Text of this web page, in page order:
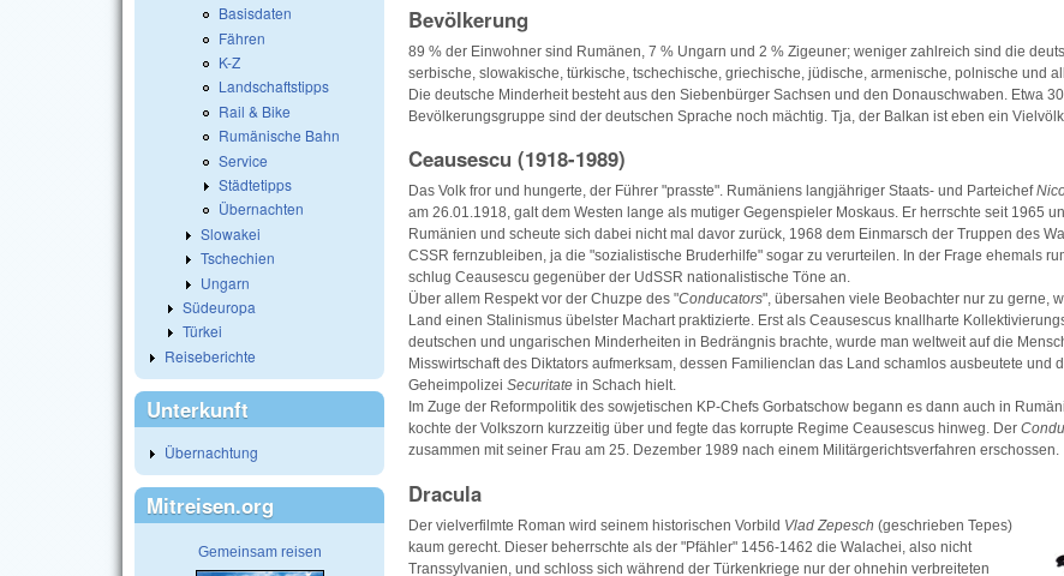
Bevölkerung
89 % der Einwohner sind Rumänen, 7 % Ungarn und 2 % Zigeuner; weniger zahlreich sind die
serbische, slowakische, türkische, tschechische, griechische, jüdische, armenische, polnische und
Die deutsche Minderheit besteht aus den Siebenbürger Sachsen und den Donauschwaben. Etwa
Bevölkerungsgruppe sind der deutschen Sprache noch mächtig. Tja, der Balkan ist eben ein
Ceausescu (1918-1989)
Das Volk fror und hungerte, der Führer "prasste". Rumäniens langjähriger Staats- und Parteichef
am 26.01.1918, galt dem Westen lange als mutiger Gegenspieler Moskaus. Er herrschte seit 1965
Rumänien und scheute sich dabei nicht mal davor zurück, 1968 dem Einmarsch der Truppen des
CSSR fernzubleiben, ja die "sozialistische Bruderhilfe" sogar zu verurteilen. In der Frage ehemals
schlug Ceausescu gegenüber der UdSSR nationalistische Töne an.
Über allem Respekt vor der Chuzpe des "Conducators", übersahen viele Beobachter nur zu gerne,
Land einen Stalinismus übelster Machart praktizierte. Erst als Ceausescus knallharte
deutschen und ungarischen Minderheiten in Bedrängnis brachte, wurde man weltweit auf die
Misswirtschaft des Diktators aufmerksam, dessen Familienclan das Land schamlos ausbeutete und
Geheimpolizei Securitate in Schach hielt.
Im Zuge der Reformpolitik des sowjetischen KP-Chefs Gorbatschow begann es dann auch in
kochte der Volkszorn kurzzeitig über und fegte das korrupte Regime Ceausescus hinweg. Der
zusammen mit seiner Frau am 25. Dezember 1989 nach einem Militärgerichtsverfahren erschossen.
Dracula
Der vielverfilmte Roman wird seinem historischen Vorbild Vlad Zepesch (geschrieben Tepes)
kaum gerecht. Dieser beherrschte als der "Pfähler" 1456-1462 die Walachei, also nicht
Transsylvanien, und schloss sich während der Türkenkriege nur der ohnehin verbreiteten
Basisdaten
Fähren
K-Z
Landschaftstipps
Rail & Bike
Rumänische Bahn
Service
Städtetipps
Übernachten
Slowakei
Tschechien
Ungarn
Südeuropa
Türkei
Reiseberichte
Unterkunft
Übernachtung
Mitreisen.org
Gemeinsam reisen